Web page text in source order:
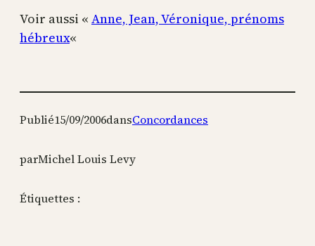
Voir aussi « Anne, Jean, Véronique, prénoms
hébreux«
Publié15/09/2006dansConcordances
parMichel Louis Levy
Étiquettes :